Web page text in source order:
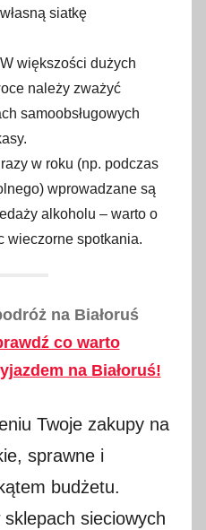
siatkę
W większości dużych
należy zważyć
samoobsługowych
w roku (np. podczas
wprowadzane są
alkoholu – warto o
wieczorne spotkania.
na Białoruś
co warto
na Białoruś!
Twoje zakupy na
sprawne i
budżetu.
sieciowych